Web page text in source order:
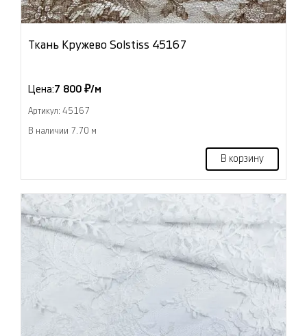
Ткань Кружево Solstiss 45167
Цена:7 800 ₽/м
Артикул: 45167
В наличии 7.70 м
В корзину